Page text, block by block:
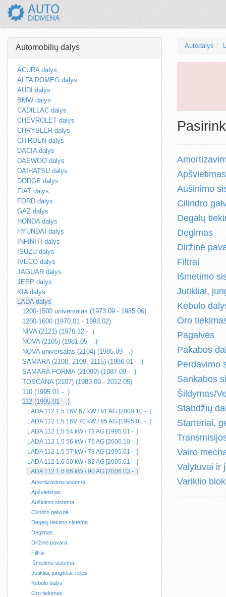
Automobilių dalys
ACURA dalys
ALFA ROMEO dalys
AUDI dalys
BMW dalys
CADILLAC dalys
CHEVROLET dalys
CHRYSLER dalys
CITROËN dalys
DACIA dalys
DAEWOO dalys
DAIHATSU dalys
DODGE dalys
FIAT dalys
FORD dalys
GAZ dalys
HONDA dalys
HYUNDAI dalys
INFINITI dalys
ISUZU dalys
IVECO dalys
JAGUAR dalys
JEEP dalys
KIA dalys
LADA dalys
1200-1500 universalas (1973.09 - 1985.06)
1200-1600 (1970.01 - 1993.02)
NIVA (2121) (1976.12 - .)
NOVA (2105) (1981.05 - .)
NOVA universalas (2104) (1985.09 - .)
SAMARA (2108, 2109, 2115) (1986.01 - .)
SAMARA FORMA (21099) (1987.09 - .)
TOSCANA (2107) (1983.09 - 2012.05)
110 (1995.01 - .)
112 (1995.01 - .)
LADA 112 1.5 16V 67 kW / 91 AG [2000.10 - .]
LADA 112 1.5 16V 70 kW / 95 AG [1995.01 - .]
LADA 112 1.5 54 kW / 73 AG [1995.01 - .]
LADA 112 1.5 56 kW / 76 AG [2000.10 - .]
LADA 112 1.5 57 kW / 78 AG [1995.01 - .]
LADA 112 1.6 60 kW / 82 AG [2005.01 - .]
LADA 112 1.6 66 kW / 90 AG [2006.03 - .]
Amortizavimo sistema
Apšvietimas
Aušinimo sistema
Cilindro galvutė
Degalų tiekimo sistema
Degimas
Diržinė pavara
Filtrai
Išmetimo sistema
Jutikliai, jungikliai, rėlės
Kėbulo dalys
Oro tiekimas
Autodalys
Apšvietimas
Aušinimo
Cilindro
Degalų
Degimas
Diržinė
Filtrai
Išmetimo
Jutikliai,
Kėbulo
Oro
Pagalvės
Pakabos
Perdavimo
Sankabos
Šildymas/
Stabdžių
Starteriai,
Vairo
Valytuvai ir
Variklio